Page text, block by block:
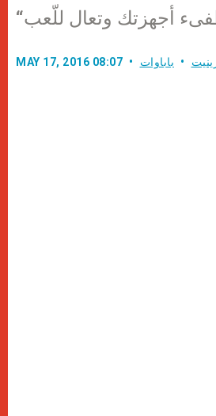
MAY 17, 2016 08:07 باباوات